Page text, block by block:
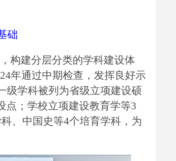
础
构建分层分类的学科建设体
年通过中期检查，发挥良好示
级学科被列为省级立项建设硕
点；学校立项建设教育学等3
、中国史等4个培育学科，为